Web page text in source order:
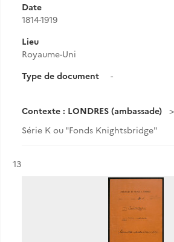
Date
1814-1919
Lieu
Royaume-Uni
Type de document
-
Contexte : LONDRES (ambassade)
Série K ou "Fonds Knightsbridge"
Résultat n°
13